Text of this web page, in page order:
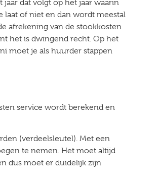
dat volgt op het jaar waarin
laat of niet en dan wordt meestal
afrekening van de stookkosten
het is dwingend recht. Op het
moet je als huurder stappen
service wordt berekend en
(verdeelsleutel). Met een
te nemen. Het moet altijd
dus moet er duidelijk zijn